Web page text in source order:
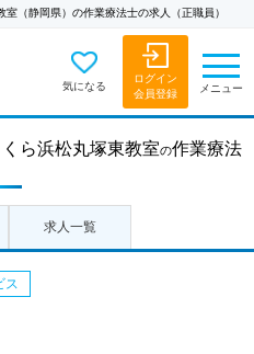
（静岡県）の作業療法士の求人（正職員）
気になる
ログイン
会員登録
メニュー
ら浜松丸塚東教室の作業療法
求人一覧
ス